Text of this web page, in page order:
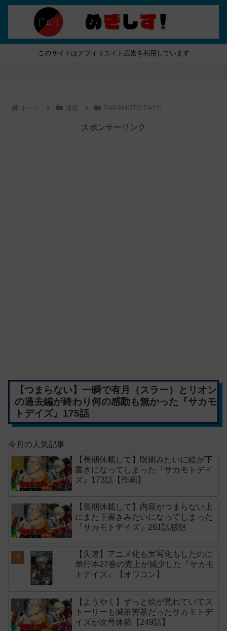
このサイトはアフィリエイト広告を利用しています
ホーム 漫画 SAKAMOTO DAYS
スポンサーリンク
【つまらない】一瞬で有月（スラー）とリオン
の過去編が終わり何の感動も無かった『サカモ
トデイズ』175話
今月の人気記事
【長期休載して】呪術みたいに絵が下
書きになってしまった『サカモトデイ
ズ』173話【作画】
【長期休載して】内容がつまらない上
にまた下書きみたいになってしまった
『サカモトデイズ』261話感想
【失速】アニメ化も実写化もしたのに
単行本27巻の売上が減少した『サカモ
トデイズ』【オワコン】
【ようやく】ずっと絵が荒れていてス
トーリーも滅茶苦茶だったサカモトデ
イズが次号休載【249話】